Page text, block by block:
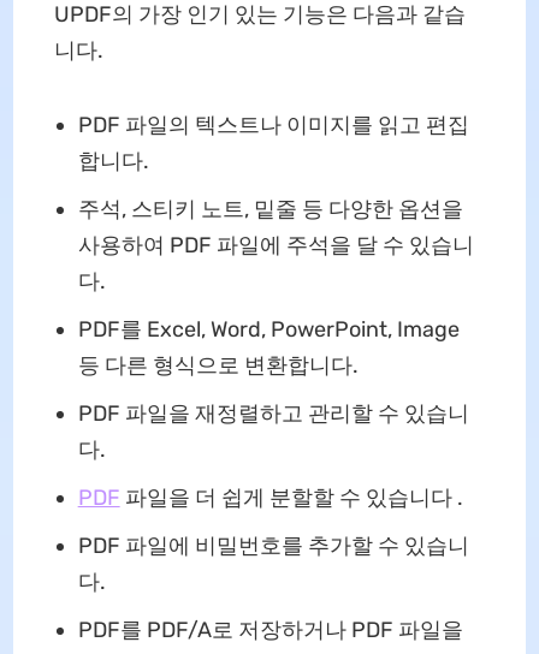
UPDF의 가장 인기 있는 기능은 다음과 같습
니다.
PDF 파일의 텍스트나 이미지를 읽고 편집
합니다.
주석, 스티키 노트, 밑줄 등 다양한 옵션을
사용하여 PDF 파일에 주석을 달 수 있습니
다.
PDF를 Excel, Word, PowerPoint, Image
등 다른 형식으로 변환합니다.
PDF 파일을 재정렬하고 관리할 수 있습니
다.
PDF 파일을 더 쉽게 분할할 수 있습니다 .
PDF 파일에 비밀번호를 추가할 수 있습니
다.
PDF를 PDF/A로 저장하거나 PDF 파일을